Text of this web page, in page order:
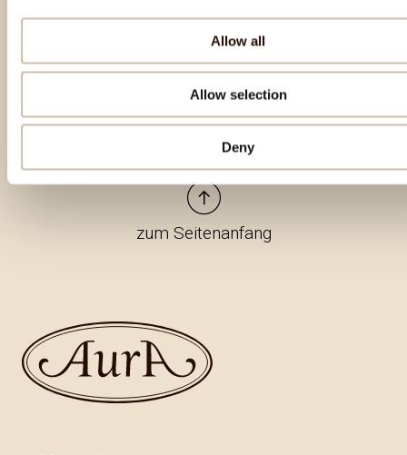
Allow all
Allow selection
Deny
Besondere Produkte
zum Seitenanfang